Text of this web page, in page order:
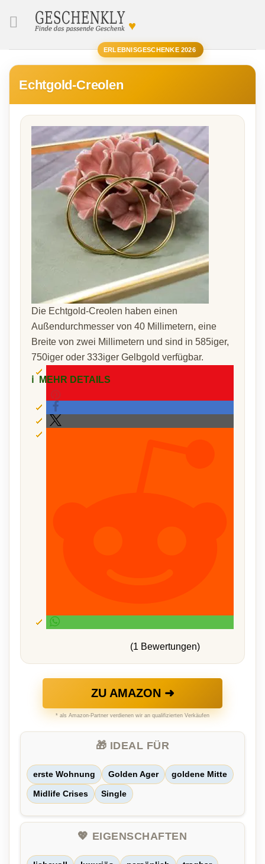
ERLEBNISGESCHENKE 2026
♥
Echtgold-Creolen
Die Echtgold-Creolen haben einen
Außendurchmesser von 40 Millimetern, eine
Breite von zwei Millimetern und sind in 585iger,
750iger oder 333iger Gelbgold verfügbar.
ℹ️ MEHR DETAILS
(1 Bewertungen)
ZU AMAZON ➜
* als Amazon-Partner verdienen wir an qualifizierten Verkäufen
🎁 IDEAL FÜR
erste Wohnung Golden Ager goldene Mitte
Midlife Crises Single
💖 EIGENSCHAFTEN